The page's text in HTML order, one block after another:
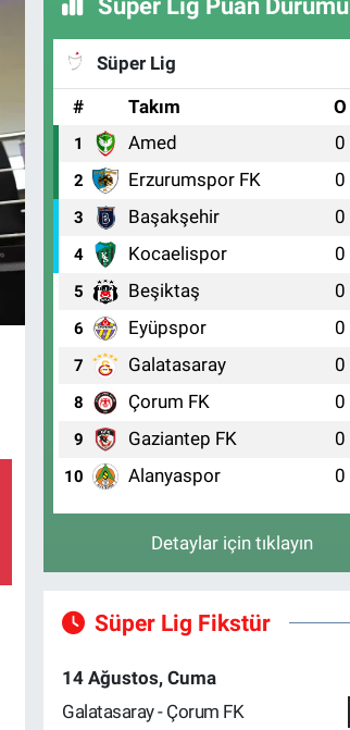
Süper Lig Puan Durumu
Süper Lig
#
Takım O
1 Amed 0
2 Erzurumspor FK 0
3 Başakşehir 0
4 Kocaelispor 0
5 Beşiktaş 0
6 Eyüpspor 0
7 Galatasaray 0
8 Çorum FK 0
9 Gaziantep FK 0
10 Alanyaspor 0
Detaylar için tıklayın
Süper Lig Fikstür
14 Ağustos, Cuma
Galatasaray - Çorum FK